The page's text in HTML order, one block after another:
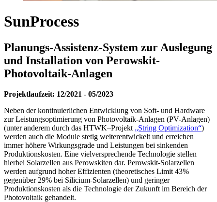
SunProcess
Planungs-Assistenz-System zur Auslegung
und Installation von Perowskit-
Photovoltaik-Anlagen
Projektlaufzeit: 12/2021 - 05/2023
Neben der kontinuierlichen Entwicklung von Soft- und Hardware
zur Leistungsoptimierung von Photovoltaik-Anlagen (PV-Anlagen)
(unter anderem durch das HTWK–Projekt „String Optimization“)
werden auch die Module stetig weiterentwickelt und erreichen
immer höhere Wirkungsgrade und Leistungen bei sinkenden
Produktionskosten. Eine vielversprechende Technologie stellen
hierbei Solarzellen aus Perowskiten dar. Perowskit-Solarzellen
werden aufgrund hoher Effizienten (theoretisches Limit 43%
gegenüber 29% bei Silicium-Solarzellen) und geringer
Produktionskosten als die Technologie der Zukunft im Bereich der
Photovoltaik gehandelt.